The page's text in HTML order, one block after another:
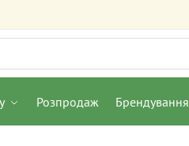
Розпродаж Брендування